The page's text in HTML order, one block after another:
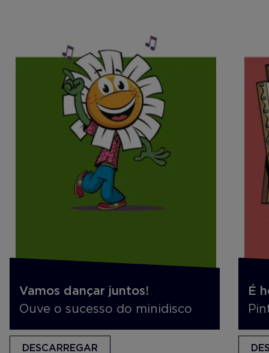
Vamos dançar juntos!
Ouve o sucesso do minidisco
DESCARREGAR
É